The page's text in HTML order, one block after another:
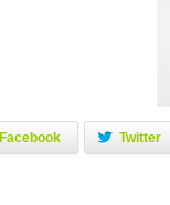
Facebook Twitter